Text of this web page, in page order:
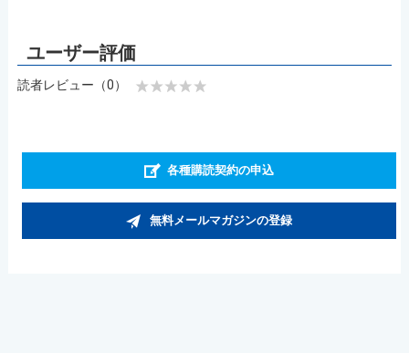
読者レビュー（0）
各種購読契約の申込
無料メールマガジンの登録